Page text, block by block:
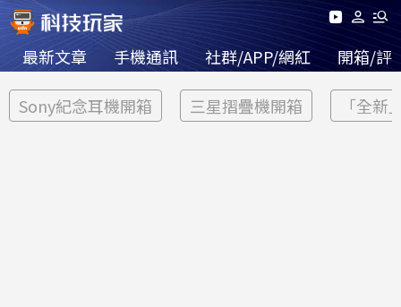
最新文章 手機通訊 社群/APP/網紅 開箱/評
Sony紀念耳機開箱 三星摺疊機開箱 「全新